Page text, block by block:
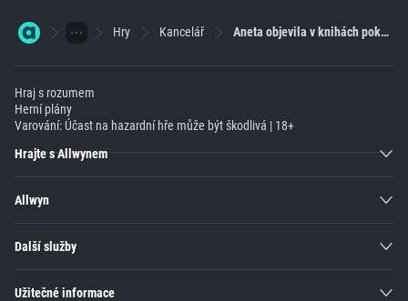
Hry Kancelář Aneta objevila v knihách poklad celkem za 1 688 000 Kč!
Hraj s rozumem
Herní plány
Varování: Účast na hazardní hře může být škodlivá | 18+
Hrajte s Allwynem
Allwyn
Další služby
Užitečné informace